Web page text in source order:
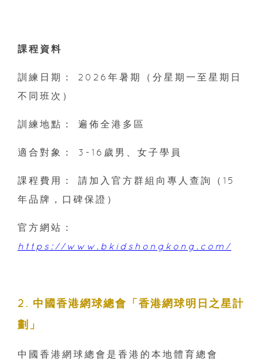
課程資料
訓練日期： 2026年暑期（分星期一至星期日
不同班次）
訓練地點： 遍佈全港多區
適合對象： 3-16歲男、女子學員
課程費用： 請加入官方群組向專人查詢（15
年品牌，口碑保證）
官方網站：
https://www.bkidshongkong.com/
2. 中國香港網球總會「香港網球明日之星計
劃」
中國香港網球總會是香港的本地體育總會